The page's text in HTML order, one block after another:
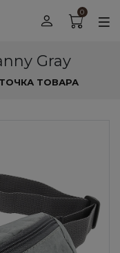
0
Gray
ТОВАРА